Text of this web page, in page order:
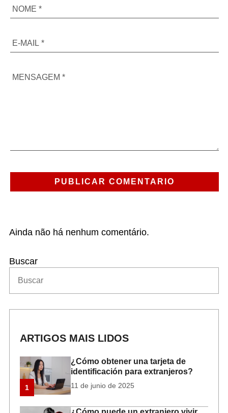
Ainda não há nenhum comentário.
Buscar
ARTIGOS MAIS LIDOS
1
¿Cómo obtener una tarjeta de
identificación para extranjeros?
11 de junio de 2025